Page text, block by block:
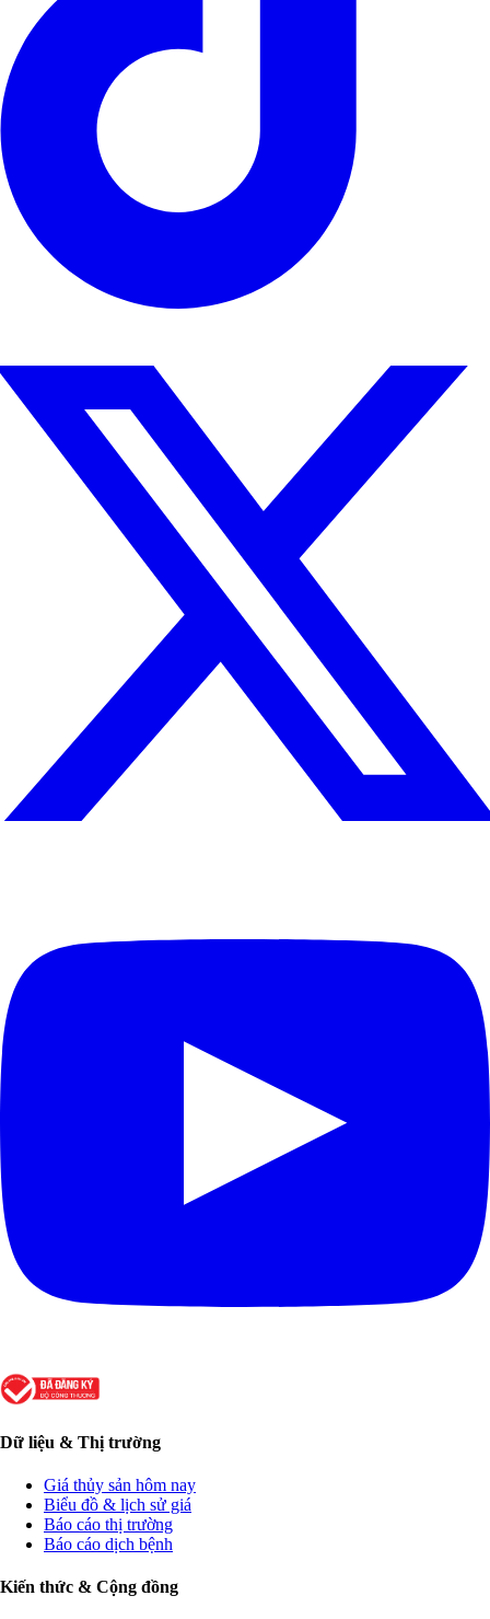
Dữ liệu & Thị trường
Giá thủy sản hôm nay
Biểu đồ & lịch sử giá
Báo cáo thị trường
Báo cáo dịch bệnh
Kiến thức & Cộng đồng